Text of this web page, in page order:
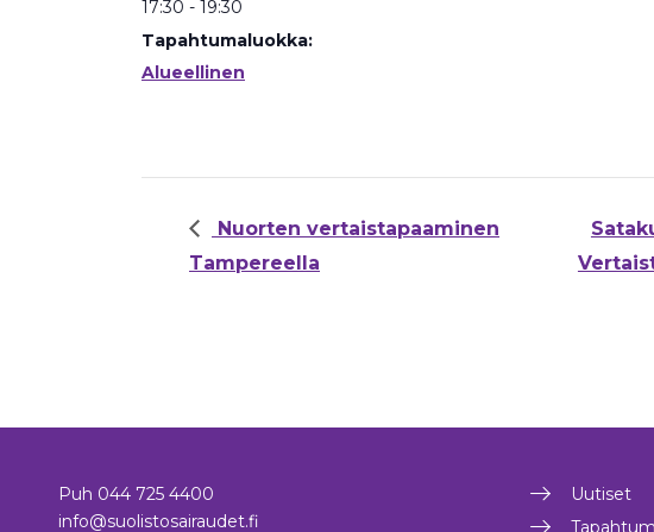
17:30 - 19:30
Tapahtumaluokka:
Alueellinen
Nuorten vertaistapaaminen
Tampereella
Puh 044 725 4400
info@suolistosairaudet.fi
Uutiset